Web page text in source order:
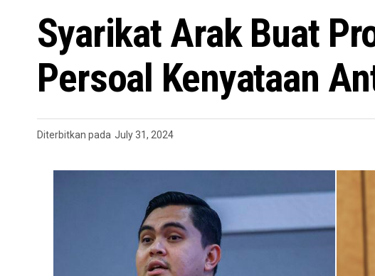
Syarikat Arak Buat
Persoal Kenyataan
Diterbitkan pada July 31, 2024